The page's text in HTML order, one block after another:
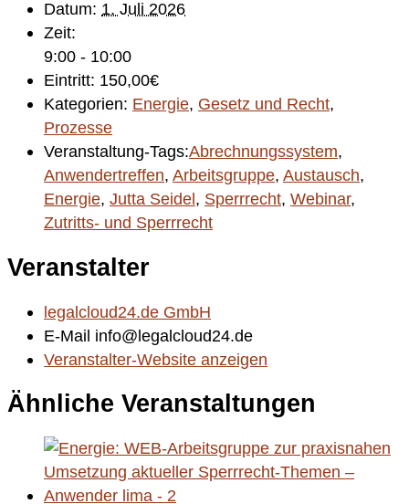
Datum: 1. Juli 2026
Zeit:
9:00 - 10:00
Eintritt: 150,00€
Kategorien: Energie, Gesetz und Recht,
Prozesse
Veranstaltung-Tags:Abrechnungssystem,
Anwendertreffen, Arbeitsgruppe, Austausch,
Energie, Jutta Seidel, Sperrrecht, Webinar,
Zutritts- und Sperrrecht
Veranstalter
legalcloud24.de GmbH
E-Mail info@legalcloud24.de
Veranstalter-Website anzeigen
Ähnliche Veranstaltungen